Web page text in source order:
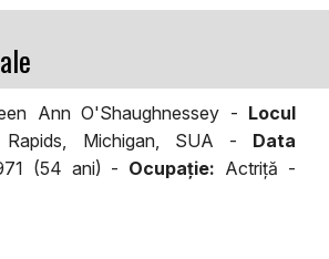
Ann O'Shaughnessey - Locul
Rapids, Michigan, SUA - Data
(54 ani) - Ocupaţie: Actriță -